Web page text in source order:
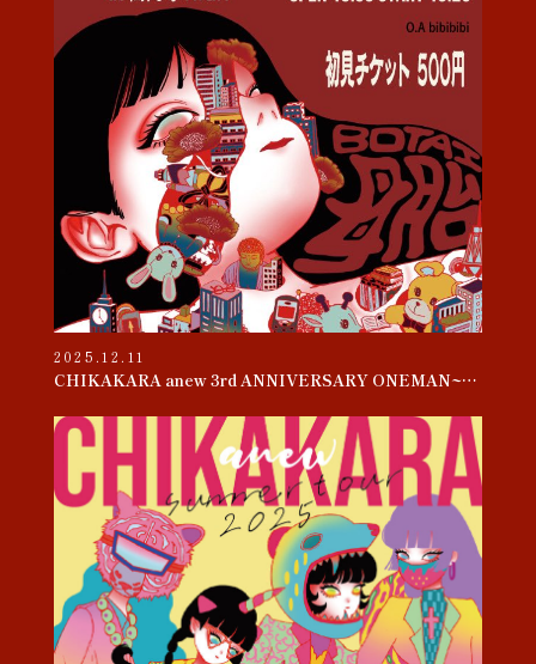
2025.12.11
CHIKAKARA anew 3rd ANNIVERSARY ONEMAN~母胎~